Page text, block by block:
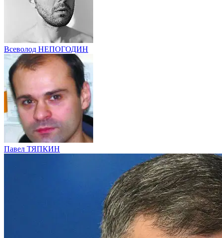
Всеволод НЕПОГОДИН
Павел ТЯПКИН